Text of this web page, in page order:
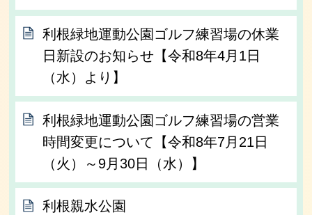
利根緑地運動公園ゴルフ練習場の休業
日新設のお知らせ【令和8年4月1日
（水）より】
利根緑地運動公園ゴルフ練習場の営業
時間変更について【令和8年7月21日
（火）～9月30日（水）】
利根親水公園